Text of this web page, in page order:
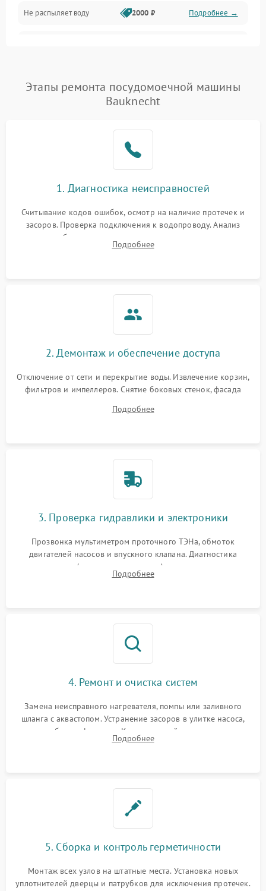
Программное обеспечение
Не распыляет воду 2000 ₽ Подробнее →
Проблемы с набором
воды
1800 ₽ Подробнее →
1700 ₽
циркуляционным насосом
2100 ₽ Подробнее →
Этапы ремонта посудомоечной машины
Bauknecht
1. Диагностика неисправностей
Считывание кодов ошибок, осмотр на наличие протечек и
засоров. Проверка подключения к водопроводу. Анализ
жалоб на отсутствие слива, нагрева, вращения
разбрызгивателей или срабатывание системы защиты
Подробнее
2. Демонтаж и обеспечение доступа
Отключение от сети и перекрытие воды. Извлечение корзин,
фильтров и импеллеров. Снятие боковых стенок, фасада
циркуляционному насосу, ТЭНу и сливной помпе.
Подробнее
3. Проверка гидравлики и электроники
Прозвонка мультиметром проточного ТЭНа, обмоток
двигателей насосов и впускного клапана. Диагностика
прессостата (датчика уровня воды), датчика мутности,
концевика дверцы и электронного модуля управления.
Подробнее
4. Ремонт и очистка систем
Замена неисправного нагревателя, помпы или заливного
шланга с аквастопом. Устранение засоров в улитке насоса,
патрубках и фильтрах. Компонентный ремонт платы
управления, восстановление поврежденной проводки.
Подробнее
5. Сборка и контроль герметичности
Монтаж всех узлов на штатные места. Установка новых
уплотнителей дверцы и патрубков для исключения протечек.